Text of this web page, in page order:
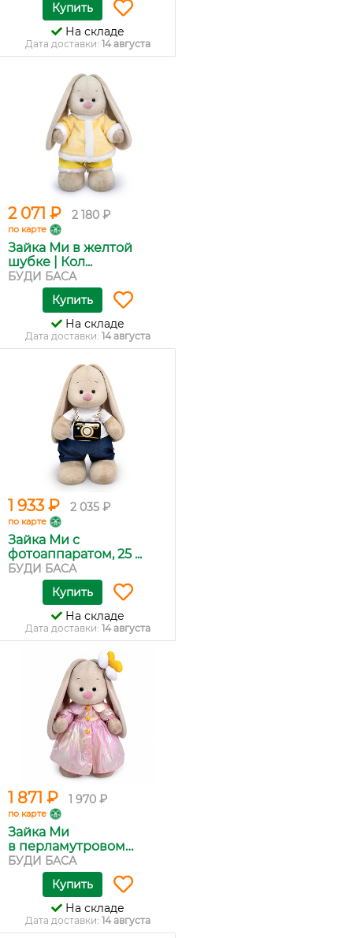
Купить
На складе
Дата доставки: 14 августа
2 071 ₽ 2 180 ₽
по карте
Зайка Ми в желтой
шубке | Кол...
БУДИ БАСА
Купить
На складе
Дата доставки: 14 августа
1 933 ₽ 2 035 ₽
по карте
Зайка Ми с
фотоаппаратом, 25 ...
БУДИ БАСА
Купить
На складе
Дата доставки: 14 августа
1 871 ₽ 1 970 ₽
по карте
Зайка Ми
в перламутровом
плащ...
БУДИ БАСА
Купить
На складе
Дата доставки: 14 августа